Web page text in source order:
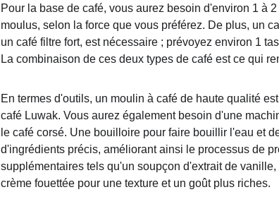
Pour la base de café, vous aurez besoin d'environ 1 à
moulus, selon la force que vous préférez. De plus, un
un café filtre fort, est nécessaire ; prévoyez environ 1
La combinaison de ces deux types de café est ce qui
En termes d'outils, un moulin à café de haute qualité
café Luwak. Vous aurez également besoin d'une
le café corsé. Une bouilloire pour faire bouillir l'eau et
d'ingrédients précis, améliorant ainsi le processus de
supplémentaires tels qu'un soupçon d'extrait de
crème fouettée pour une texture et un goût plus riches.